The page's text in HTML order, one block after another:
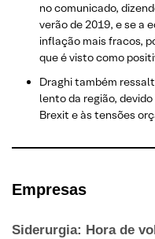
no comunicado,
verão de 2019, e se a
inflação mais fracos,
que é visto como
Draghi também
lento da região,
Brexit e às tensões
Empresas
Siderurgia: Hora de